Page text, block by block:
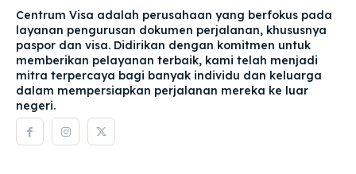
Centrum Visa adalah perusahaan yang berfokus pada
layanan pengurusan dokumen perjalanan, khususnya
paspor dan visa. Didirikan dengan komitmen untuk
memberikan pelayanan terbaik, kami telah menjadi
mitra terpercaya bagi banyak individu dan keluarga
dalam mempersiapkan perjalanan mereka ke luar
negeri.